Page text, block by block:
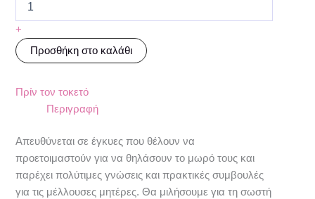
+
Προσθήκη στο καλάθι
Πρίν τον τοκετό
Περιγραφή
Απευθύνεται σε έγκυες που θέλουν να
προετοιμαστούν για να θηλάσουν το μωρό τους και
παρέχει πολύτιμες γνώσεις και πρακτικές συμβουλές
για τις μέλλουσες μητέρες. Θα μιλήσουμε για τη σωστή